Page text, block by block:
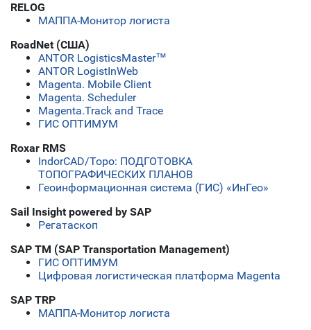
RELOG
МАППА-Монитор логиста
RoadNet (США)
ANTOR LogisticsMaster™
ANTOR LogistInWeb
Magenta. Mobile Client
Magenta. Scheduler
Magenta.Track and Trace
ГИС ОПТИМУМ
Roxar RMS
IndorCAD/Topo: ПОДГОТОВКА
ТОПОГРАФИЧЕСКИХ ПЛАНОВ
Геоинформационная система (ГИС) «ИнГео»
Sail Insight powered by SAP
Регатаскоп
SAP TM (SAP Transportation Management)
ГИС ОПТИМУМ
Цифровая логистическая платформа Magenta
SAP TRP
МАППА-Монитор логиста